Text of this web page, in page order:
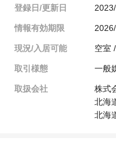
登録日/更新日
情報有効期限
現況/入居可能 空室
取引様態 一般
取扱会社
株式
北海
北海